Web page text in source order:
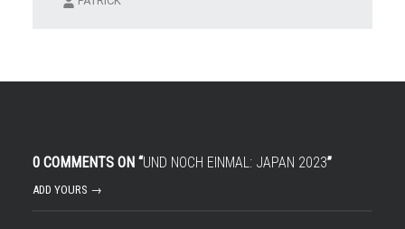
0 COMMENTS ON “UND NOCH EINMAL: JAPAN 2023”
ADD YOURS →